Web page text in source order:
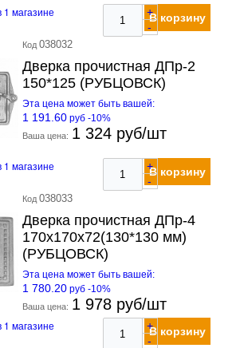
1 магазине
+
-
В корзину
Код 038032
Дверка прочистная ДПр-2
150*125 (РУБЦОВСК)
Эта цена может быть вашей:
1 191.60 руб -10%
Ваша цена: 1 324 руб/шт
1 магазине
+
-
В корзину
Код 038033
Дверка прочистная ДПр-4
170х170х72(130*130 мм)
(РУБЦОВСК)
Эта цена может быть вашей:
1 780.20 руб -10%
Ваша цена: 1 978 руб/шт
1 магазине
+
-
В корзину